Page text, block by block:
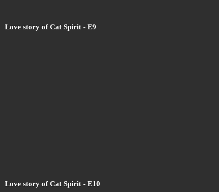
Love story of Cat Spirit - E9
Love story of Cat Spirit - E10